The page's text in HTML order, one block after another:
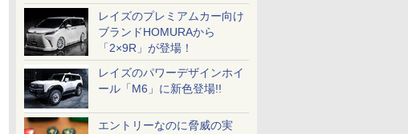
レイズのプレミアムカー向け
ブランドHOMURAから
「2×9R」が登場！
レイズのパワーデザインホイ
ール「M6」に新色登場!!
エントリーなのに脅威の実